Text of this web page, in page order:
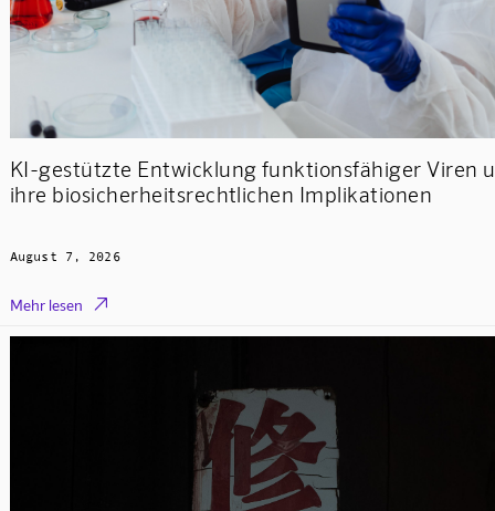
KI-gestützte Entwicklung funktionsfähiger Viren
ihre biosicherheitsrechtlichen Implikationen
August 7, 2026
Mehr lesen 